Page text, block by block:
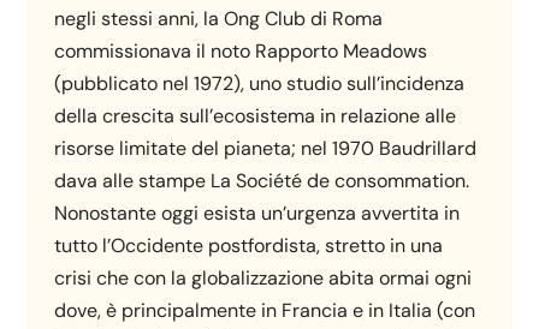
negli stessi anni, la Ong Club di Roma
commissionava il noto Rapporto Meadows
(pubblicato nel 1972), uno studio sull’incidenza
della crescita sull’ecosistema in relazione alle
risorse limitate del pianeta; nel 1970 Baudrillard
dava alle stampe La Société de consommation.
Nonostante oggi esista un’urgenza avvertita in
tutto l’Occidente postfordista, stretto in una
crisi che con la globalizzazione abita ormai ogni
dove, è principalmente in Francia e in Italia (con